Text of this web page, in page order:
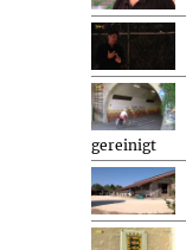
gereinigt